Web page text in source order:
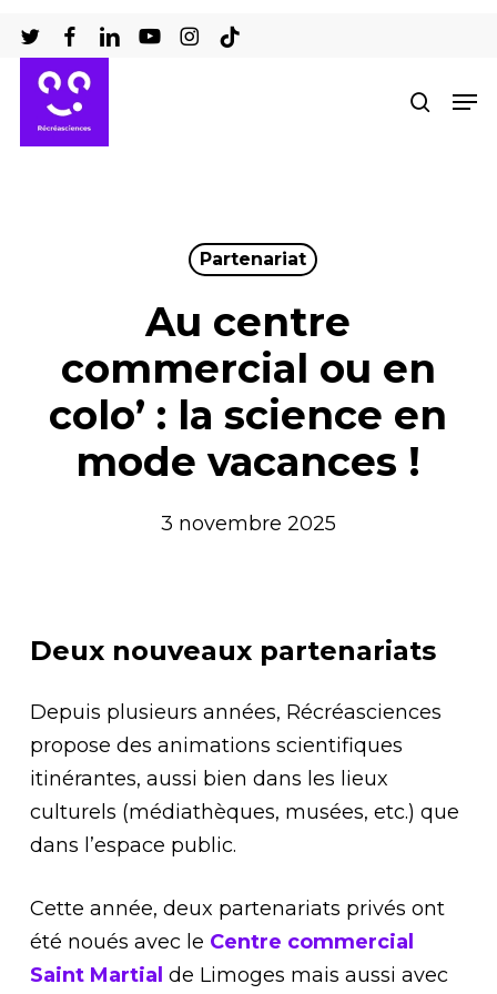
au
contenu
principal
Partenariat
Au centre
commercial ou en
colo’ : la science en
mode vacances !
3 novembre 2025
Deux nouveaux partenariats
Depuis plusieurs années, Récréasciences
propose des animations scientifiques
itinérantes, aussi bien dans les lieux
culturels (médiathèques, musées, etc.) que
dans l’espace public.
Cette année, deux partenariats privés ont
été noués avec le Centre commercial
Saint Martial de Limoges mais aussi avec
le